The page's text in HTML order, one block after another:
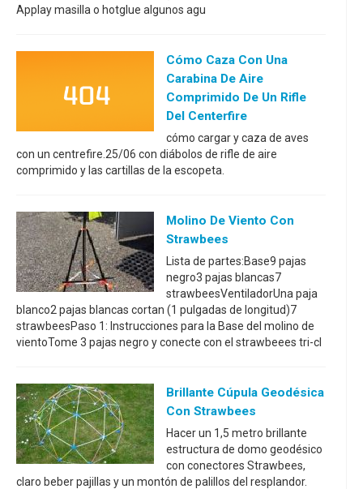
Applay masilla o hotglue algunos agu
Cómo Caza Con Una
Carabina De Aire
Comprimido De Un Rifle
Del Centerfire
cómo cargar y caza de aves
con un centrefire.25/06 con diábolos de rifle de aire
comprimido y las cartillas de la escopeta.
Molino De Viento Con
Strawbees
Lista de partes:Base9 pajas
negro3 pajas blancas7
strawbeesVentiladorUna paja
blanco2 pajas blancas cortan (1 pulgadas de longitud)7
strawbeesPaso 1: Instrucciones para la Base del molino de
vientoTome 3 pajas negro y conecte con el strawbeees tri-cl
Brillante Cúpula Geodésica
Con Strawbees
Hacer un 1,5 metro brillante
estructura de domo geodésico
con conectores Strawbees,
claro beber pajillas y un montón de palillos del resplandor.